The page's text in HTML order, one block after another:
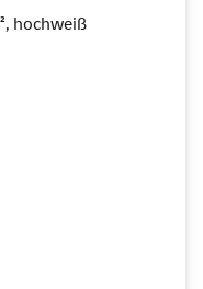
hochweiß